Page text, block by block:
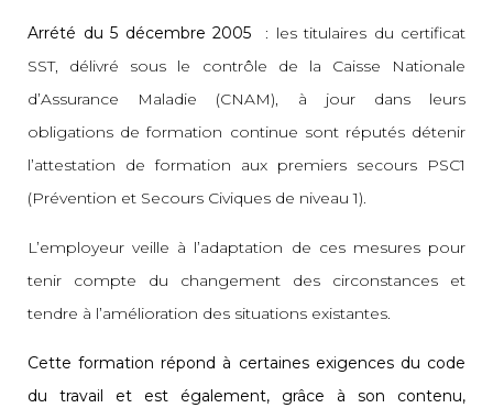
Arrété du 5 décembre 2005 : les titulaires du certificat
SST, délivré sous le contrôle de la Caisse Nationale
d’Assurance Maladie (CNAM), à jour dans leurs
obligations de formation continue sont réputés détenir
l’attestation de formation aux premiers secours PSC1
(Prévention et Secours Civiques de niveau 1).
L’employeur veille à l’adaptation de ces mesures pour
tenir compte du changement des circonstances et
tendre à l’amélioration des situations existantes.
Cette formation répond à certaines exigences du code
du travail et est également, grâce à son contenu,